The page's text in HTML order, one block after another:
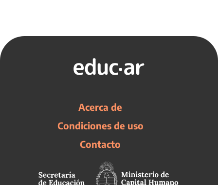
Acerca de
Condiciones de uso
Contacto